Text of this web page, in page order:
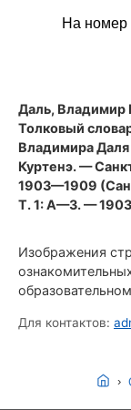
год)
На номер
Даль, Владимир
Толковый
Владимира
Куртенэ. —
1903—1909
Т. 1: А—З. —
Изображения
Для контактов:
›